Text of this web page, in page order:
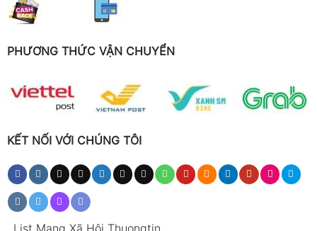
PHƯƠNG THỨC VẬN CHUYỂN
KẾT NỐI VỚI CHÚNG TÔI
List Mạng Xã Hội Thuongtin